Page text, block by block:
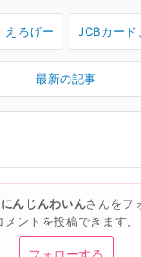
ろげー JCBカード
最新の記事
んじんわいんさんをフ
メントを投稿できます。
フォローする